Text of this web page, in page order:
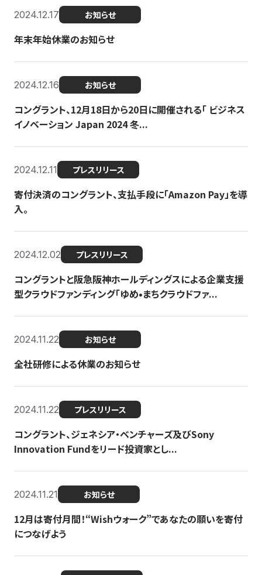
2024.12.17 お知らせ
年末年始休業のお知らせ
2024.12.16 お知らせ
コングラント、12月18日から20日に開催される「 ビジネス
イノベーション Japan 2024 冬...
2024.12.11 プレスリリース
寄付決済のコングラント、支払手段に「Amazon Pay」を導
入。
2024.12.02 プレスリリース
コングラントと阪急阪神ホールディングスによる企業支援
型クラウドファンディング「ゆめ•まちクラウドファ...
2024.11.22 お知らせ
全社研修による休業のお知らせ
2024.11.22 プレスリリース
コングラント、ジェネシア・ベンチャーズ及びSony
Innovation Fundをリード投資家とし...
2024.11.21 お知らせ
12月は寄付月間！“Wishウォーク”であなたの願いを寄付
につなげよう